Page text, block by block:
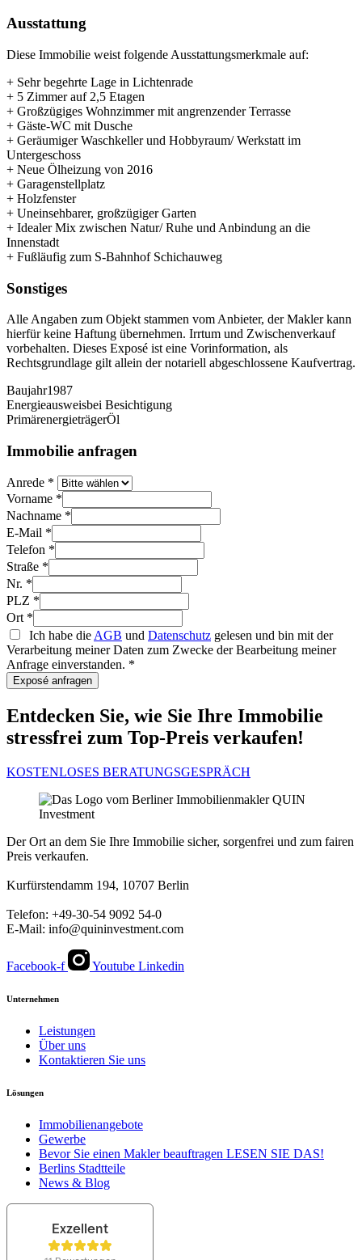
Ausstattung
Diese Immobilie weist folgende Ausstattungsmerkmale auf:
+ Sehr begehrte Lage in Lichtenrade
+ 5 Zimmer auf 2,5 Etagen
+ Großzügiges Wohnzimmer mit angrenzender Terrasse
+ Gäste-WC mit Dusche
+ Geräumiger Waschkeller und Hobbyraum/ Werkstatt im
Untergeschoss
+ Neue Ölheizung von 2016
+ Garagenstellplatz
+ Holzfenster
+ Uneinsehbarer, großzügiger Garten
+ Idealer Mix zwischen Natur/ Ruhe und Anbindung an die
Innenstadt
+ Fußläufig zum S-Bahnhof Schichauweg
Sonstiges
Alle Angaben zum Objekt stammen vom Anbieter, der Makler kann
hierfür keine Haftung übernehmen. Irrtum und Zwischenverkauf
vorbehalten. Dieses Exposé ist eine Vorinformation, als
Rechtsgrundlage gilt allein der notariell abgeschlossene Kaufvertrag.
Baujahr1987
Energieausweisbei Besichtigung
PrimärenergieträgerÖl
Immobilie anfragen
Anrede *
Vorname *
Nachname *
E-Mail *
Telefon *
Straße *
Nr. *
PLZ *
Ort *
Ich habe die AGB und Datenschutz gelesen und bin mit der
Verarbeitung meiner Daten zum Zwecke der Bearbeitung meiner
Anfrage einverstanden. *
Exposé anfragen
Entdecken Sie, wie Sie Ihre Immobilie
stressfrei zum Top-Preis verkaufen!
KOSTENLOSES BERATUNGSGESPRÄCH
Der Ort an dem Sie Ihre Immobilie sicher, sorgenfrei und zum fairen
Preis verkaufen.
Kurfürstendamm 194, 10707 Berlin
Telefon: +49-30-54 9092 54-0
E-Mail: info@quininvestment.com
Facebook-f Youtube Linkedin
Unternehmen
Leistungen
Über uns
Kontaktieren Sie uns
Lösungen
Immobilienangebote
Gewerbe
Bevor Sie einen Makler beauftragen LESEN SIE DAS!
Berlins Stadtteile
News & Blog